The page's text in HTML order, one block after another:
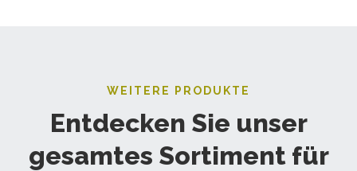
WEITERE PRODUKTE
Entdecken Sie unser
gesamtes Sortiment für